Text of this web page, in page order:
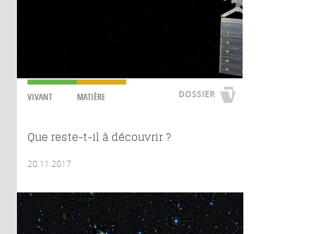
VIVANT MATIÈRE DOSSIER
Que reste-t-il à découvrir ?
20.11.2017